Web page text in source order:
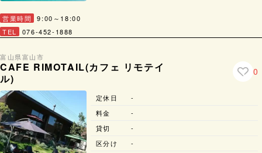
営業時間
9:00～18:00
TEL
076-452-1888
富山県富山市
CAFE RIMOTAIL(カフェ リモテイ
ル)
0
定休日
-
料金
-
貸切
-
区分け
-